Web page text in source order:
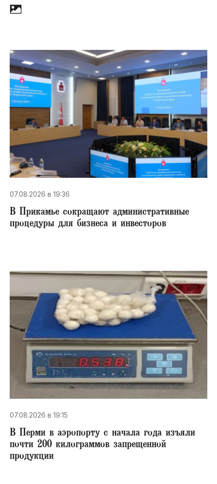
07.08.2026 в 19:36
В Прикамье сокращают административные
процедуры для бизнеса и инвесторов
07.08.2026 в 19:15
В Перми в аэропорту с начала года изъяли
почти 200 килограммов запрещенной
продукции